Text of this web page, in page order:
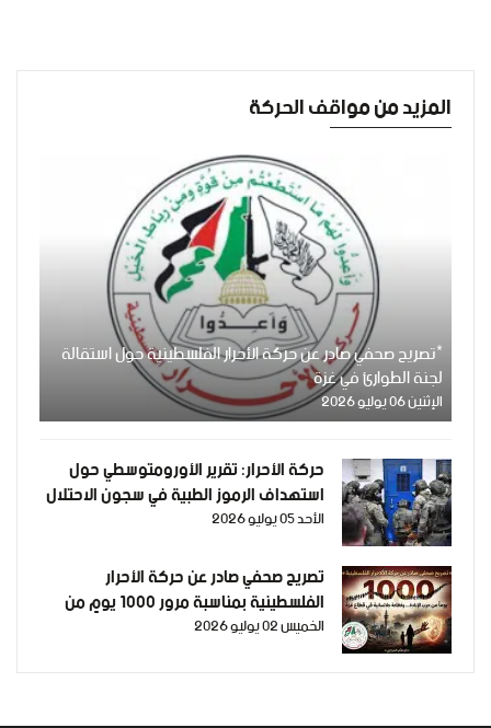
المزيد من مواقف الحركة
*تصريح صحفي صادر عن حركة الأحرار الفلسطينية حول استقالة
لجنة الطوارئ في غزة
الإثنين 06 يوليو 2026
حركة الأحرار: تقرير الأورومتوسطي حول
استهداف الرموز الطبية في سجون الاحتلال
وثيقة إدانة وجريمة حرب موصوفة
الأحد 05 يوليو 2026
تصريح صحفي صادر عن حركة الأحرار
الفلسطينية بمناسبة مرور 1000 يومٍ من
حرب الإبادة... وفظاعة جرائم الاحتلال في
الخميس 02 يوليو 2026